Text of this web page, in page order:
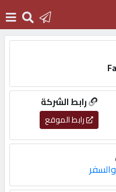
رابط الشركة
رابط الموقع